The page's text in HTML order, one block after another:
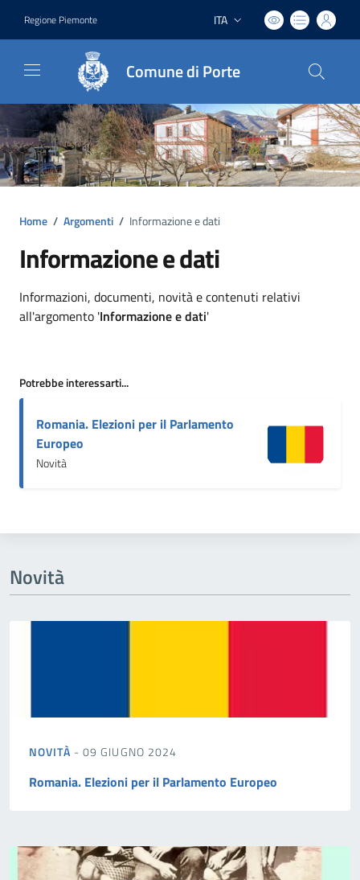
Regione Piemonte Lingua attiva:
ITA
Comune di Porte
Home / Argomenti / Informazione e dati
Informazione e dati
Dettagli argomento
Informazioni, documenti, novità e contenuti relativi
all'argomento 'Informazione e dati'
Potrebbe interessarti...
Romania. Elezioni per il Parlamento
Europeo
Novità
Novità
NOVITÀ - 09 GIUGNO 2024
Romania. Elezioni per il Parlamento Europeo